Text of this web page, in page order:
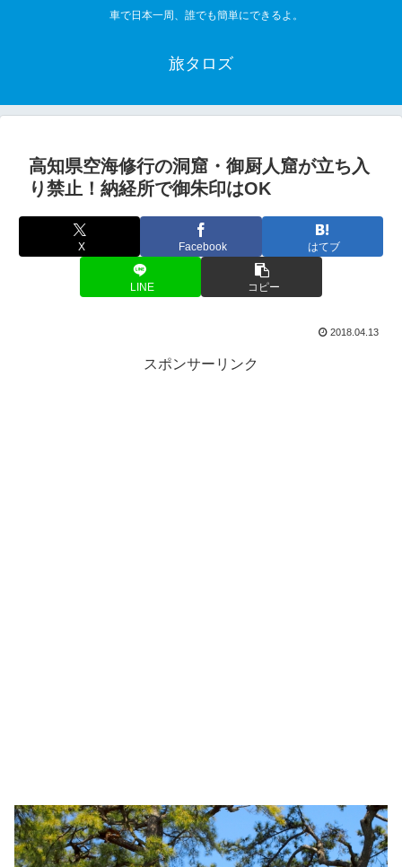
車で日本一周、誰でも簡単にできるよ。
旅タロズ
高知県空海修行の洞窟・御厨人窟が立ち入
り禁止！納経所で御朱印はOK
X Facebook はてブ
LINE コピー
2018.04.13
スポンサーリンク